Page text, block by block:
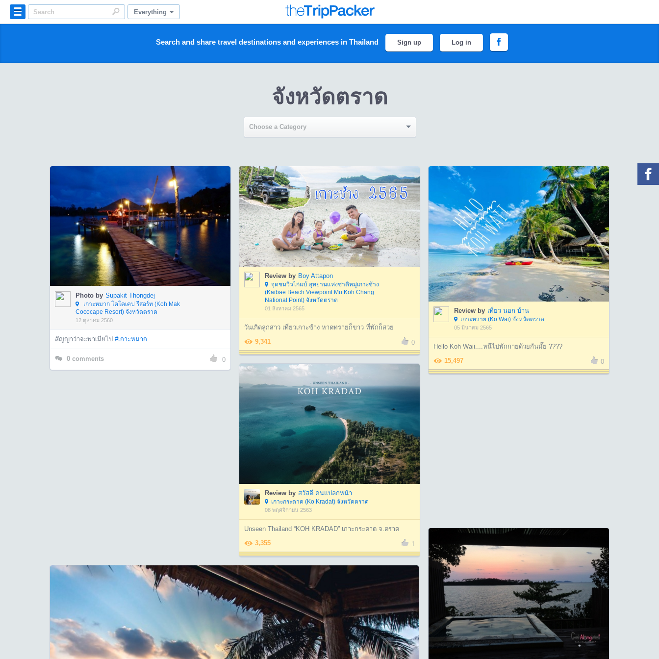
Everything
Search and share travel destinations and experiences in Thailand Sign up Log in
จังหวัดตราด
Choose a Category
Photo by Supakit Thongdej
เกาะหมาก โคโคเคป รีสอร์ท (Koh Mak
Cococape Resort) จังหวัดตราด
12 ตุลาคม 2560
สัญญาว่าจะพาเมียไป #เกาะหมาก
0 comments 0
Review by Boy Attapon
จุดชมวิวไก่แบ้ อุทยานแห่งชาติหมู่เกาะช้าง
(Kaibae Beach Viewpoint Mu Koh Chang
National Point) จังหวัดตราด
01 สิงหาคม 2565
วันเกิดลูกสาว เที่ยวเกาะช้าง หาดทรายก็ขาว ที่พักก็สวย
9,341
0
Review by เที่ยว นอก บ้าน
เกาะหวาย (Ko Wai) จังหวัดตราด
05 มีนาคม 2565
Hello Koh Waii....หนีไปพักกายด้วยกันมั๊ย ????
15,497
0
Review by สวัสดี คนแปลกหน้า
เกาะกระดาด (Ko Kradat) จังหวัดตราด
08 พฤศจิกายน 2563
Unseen Thailand “KOH KRADAD” เกาะกระดาด จ.ตราด
3,355
1